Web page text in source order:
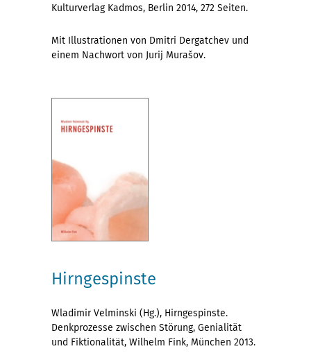
Kulturverlag Kadmos, Berlin 2014, 272 Seiten.
Mit Illustrationen von Dmitri Dergatchev und
einem Nachwort von Jurij Murašov.
Hirngespinste
Wladimir Velminski (Hg.), Hirngespinste.
Denkprozesse zwischen Störung, Genialität
und Fiktionalität, Wilhelm Fink, München 2013.